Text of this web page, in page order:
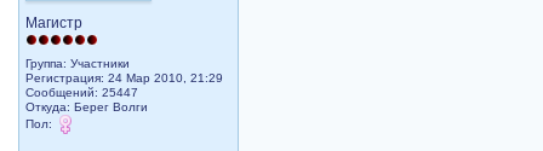
Магистр
Группа: Участники
Регистрация: 24 Мар 2010, 21:29
Сообщений: 25447
Откуда: Берег Волги
Пол: